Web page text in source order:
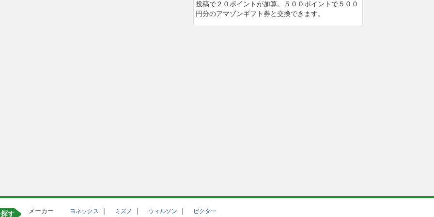
投稿で２０ポイントが加算。５００ポイントで５００
円分のアマゾンギフト券と交換できます。
す メーカー ヨネックス ｜ ミズノ ｜ ウィルソン ｜ ビクター